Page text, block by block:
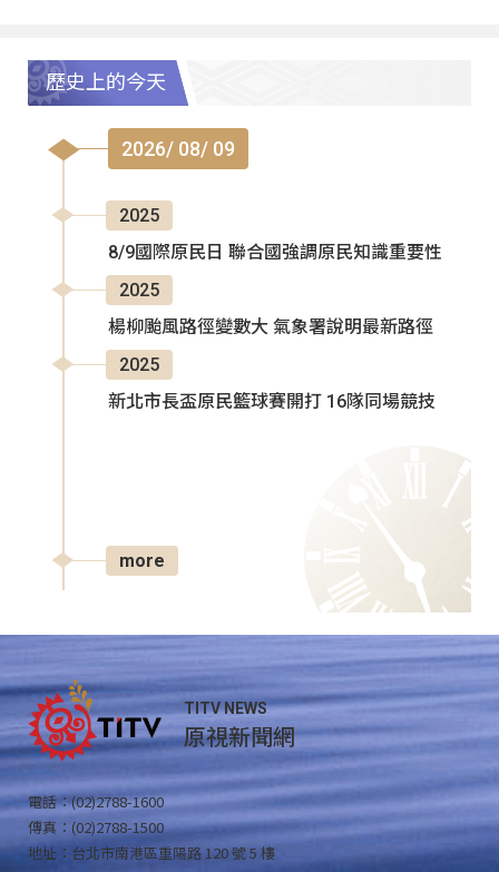
歷史上的今天
2026/ 08/ 09
2025
8/9國際原民日 聯合國強調原民知識重要性
2025
楊柳颱風路徑變數大 氣象署說明最新路徑
2025
新北市長盃原民籃球賽開打 16隊同場競技
more
TITV NEWS
原視新聞網
電話：(02)2788-1600
傳真：(02)2788-1500
地址：台北市南港區重陽路 120 號 5 樓